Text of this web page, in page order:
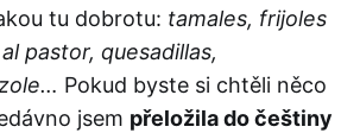
tu dobrotu: tamales, frijoles
pastor, quesadillas,
Pokud byste si chtěli něco
jsem přeložila do češtiny